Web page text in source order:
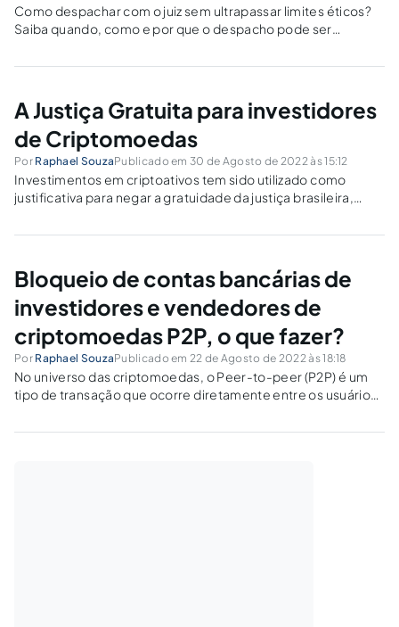
Como despachar com o juiz sem ultrapassar limites éticos?
Saiba quando, como e por que o despacho pode ser
A Justiça Gratuita para investidores
de Criptomoedas
Por Raphael SouzaPublicado em 30 de Agosto de 2022 às 15:12
Investimentos em criptoativos tem sido utilizado como
justificativa para negar a gratuidade da justiça brasileira,
mecanismo de gratuidade da justiça é um mecanismo de
Bloqueio de contas bancárias de
investidores e vendedores de
criptomoedas P2P, o que fazer?
Por Raphael SouzaPublicado em 22 de Agosto de 2022 às 18:18
No universo das criptomoedas, o Peer-to-peer (P2P) é um
tipo de transação que ocorre diretamente entre os usuários,
negociação, o valor da criptomoeda é negociado